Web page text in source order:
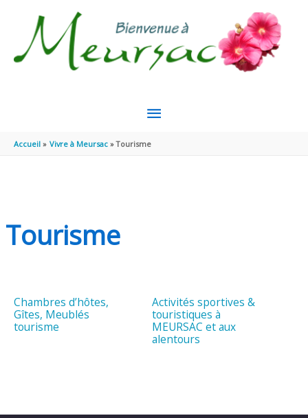
MENU
PRINCIPAL
Accueil Vivre à Meursac Tourisme
Tourisme
Chambres d’hôtes,
Gîtes, Meublés
tourisme
Activités sportives &
touristiques à
MEURSAC et aux
alentours